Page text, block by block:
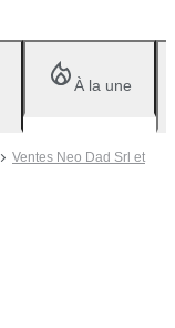
À la une
Ventes Neo Dad Srl et